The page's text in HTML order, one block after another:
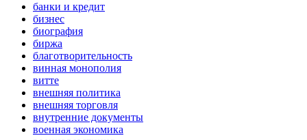
банки и кредит
бизнес
биография
биржа
благотворительность
винная монополия
витте
внешняя политика
внешняя торговля
внутренние документы
военная экономика